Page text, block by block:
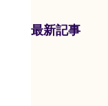
最新記事